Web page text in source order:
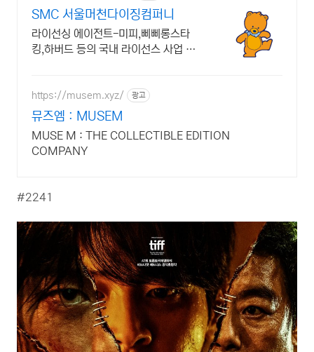
SMC 서울머천다이징컴퍼니
라이선싱 에이전트-미피,삐삐롱스타
킹,하버드 등의 국내 라이선스 사업 전
https://musem.xyz/ 광고
뮤즈엠 : MUSEM
MUSE M : THE COLLECTIBLE EDITION
COMPANY
#2241